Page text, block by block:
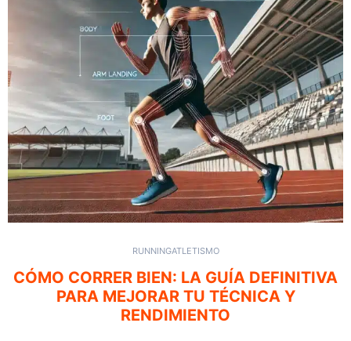
RUNNINGATLETISMO
CÓMO CORRER BIEN: LA GUÍA DEFINITIVA
PARA MEJORAR TU TÉCNICA Y
RENDIMIENTO